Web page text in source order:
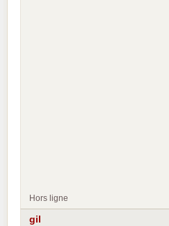
Hors ligne
gil